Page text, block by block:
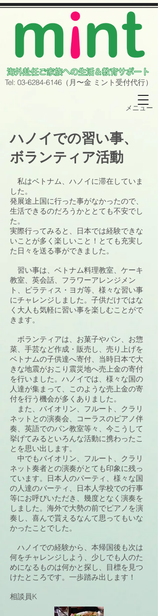
Tel: 03-6284-6146 （月〜金 ミント 受付代行）
メニュー
ハノイでの習い事、
ボランティア活動
私はベトナム、ハノイに滞在していま
した。
発展途上国に行った事がなかったので、
生活できるのだろうかととても不安でし
た。
実際行ってみると、日本では経験できな
いことが多く楽しいこと！とても充実し
た日々を送る事ができました。
習い事は、ベトナム料理教室、ケーキ
教室、英会話、フラワーアレンジメン
ト、ピラティス・ヨガ等、様々な習い事
にチャレンジしました。子供だけではな
く大人も気軽に習い事を楽しむことがで
きます。
ボランティアは、お菓子やパン、お惣
菜、手芸など作成・販売し、売り上げを
ベトナムの子供達へ寄付、当時日本で大
きな地震がおこり震災地へ売上金の寄付
を行いました。ハノイでは、様々な国の
人達が集まって、このような売上金の寄
付を行う機会が多くありました。
また、バイオリン、フルート、クラリ
ネットとの演奏会、コーラスのピアノ伴
奏、英語でのパン教室等々、今こうして
挙げてみるといろんな活動に携わったこ
とを思い出します。
中でもバイオリン、フルート、クラリ
ネット奏者との演奏がとても印象に残っ
ています。日本人のパーティ、様々な国
の人達のパーティ、日本人学校での行事
等にお呼びいただき、幾度となく演奏を
しました。海外で大勢の前でピアノを演
奏し、喜んで貰えるなんて思ってもいな
かったことでした。
ハノイでの経験から、本帰国後も次は
何をチャレンジしよう、少しでも人のた
めになるものは何かと探し、目標を見つ
けたところです。一歩踏み出します！
相談員K